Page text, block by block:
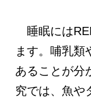
睡眠には
ます。哺乳類
あることが分
究では、魚や